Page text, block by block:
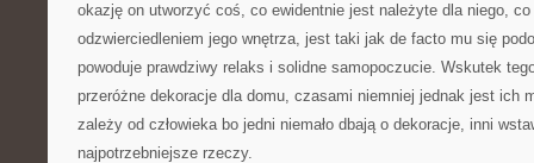
okazję on utworzyć coś, co ewidentnie jest należyte dla niego,
odzwierciedleniem jego wnętrza, jest taki jak de facto mu się
powoduje prawdziwy relaks i solidne samopoczucie. Wskutek
przeróżne dekoracje dla domu, czasami niemniej jednak jest ich
zależy od człowieka bo jedni niemało dbają o dekoracje, inni
najpotrzebniejsze rzeczy.